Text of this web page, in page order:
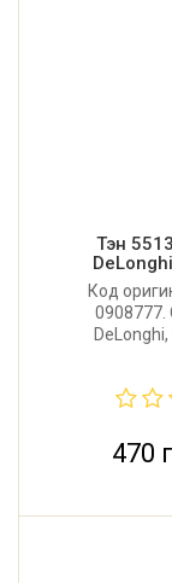
Тэн
Код
0908777.
470